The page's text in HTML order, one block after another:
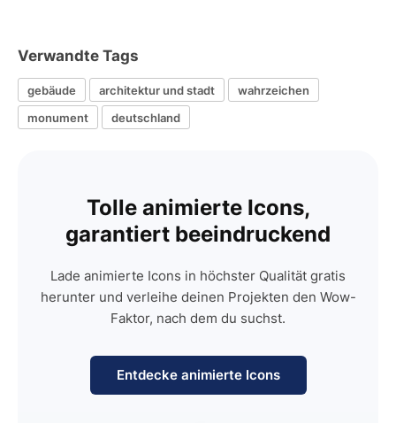
Verwandte Tags
gebäude architektur und stadt
wahrzeichen
monument
deutschland
Tolle animierte Icons,
garantiert beeindruckend
Lade animierte Icons in höchster Qualität gratis
herunter und verleihe deinen Projekten den Wow-
Faktor, nach dem du suchst.
Entdecke animierte Icons